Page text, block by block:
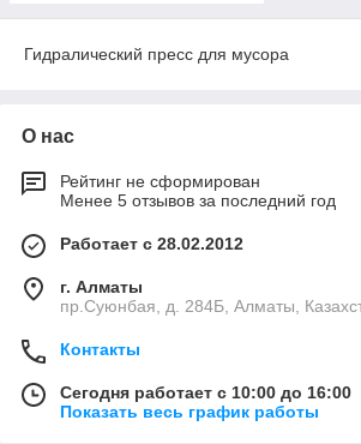
Гидралический пресс для мусора
О нас
Рейтинг не сформирован
Менее 5 отзывов за последний год
Работает с 28.02.2012
г. Алматы
пр.Суюнбая, д. 284Б, Алматы,
Контакты
Сегодня работает с 10:00 до 16:00
Показать весь график работы